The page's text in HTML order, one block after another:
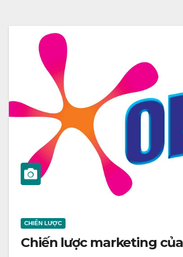
CHIẾN LƯỢC
Chiến lược marketing